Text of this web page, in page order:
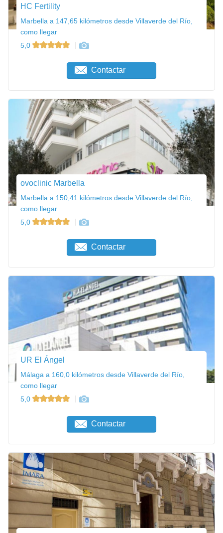
HC Fertility
Marbella a 147,65 kilómetros desde Villaverde del Río,
como llegar
5,0
Contactar
ovoclinic Marbella
Marbella a 150,41 kilómetros desde Villaverde del Río,
como llegar
5,0
Contactar
UR El Ángel
Málaga a 160,0 kilómetros desde Villaverde del Río,
como llegar
5,0
Contactar